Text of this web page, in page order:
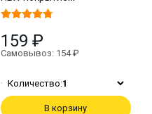
159 ₽
Самовывоз: 154 ₽
Количество:1
В корзину